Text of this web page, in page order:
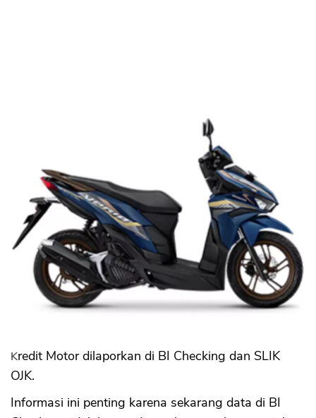
Asuransi Jiwa
Asuransi Kesehatan
Asuransi Syariah
Komplain Laporan Kredit Motor di BI
Kredit Motor dilaporkan di BI Checking dan SLIK
OJK.
Informasi ini penting karena sekarang data di BI